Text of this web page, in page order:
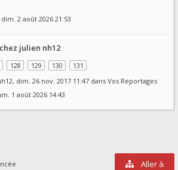
dim. 2 août 2026 21:53
julien nh12
128 129 130
131
, dim. 26 nov. 2017 11:47 dans Vos Reportages
1 août 2026 14:43
Aller à